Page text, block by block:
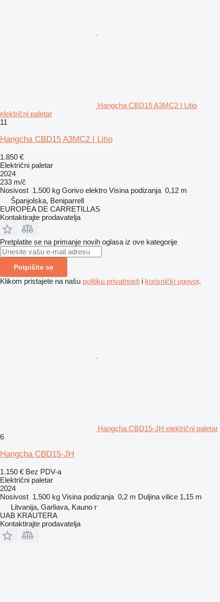
Hangcha CBD15 A3MC2 I Litio
električni paletar
11
Hangcha CBD15 A3MC2 I Litio
1.850 €
Električni paletar
2024
233 m/č
Nosivost 1.500 kg Gorivo elektro Visina podizanja 0,12 m
Španjolska, Beniparrell
EUROPEA DE CARRETILLAS
Kontaktirajte prodavatelja
Pretplatite se na primanje novih oglasa iz ove kategorije
Potpišite se
Klikom pristajete na našu politiku privatnosti i korisnički ugovor.
Hangcha CBD15-JH električni paletar
6
Hangcha CBD15-JH
1.150 € Bez PDV-a
Električni paletar
2024
Nosivost 1.500 kg Visina podizanja 0,2 m Duljina vilice 1,15 m
Litvanija, Garliava, Kauno r
UAB KRAUTERA
Kontaktirajte prodavatelja